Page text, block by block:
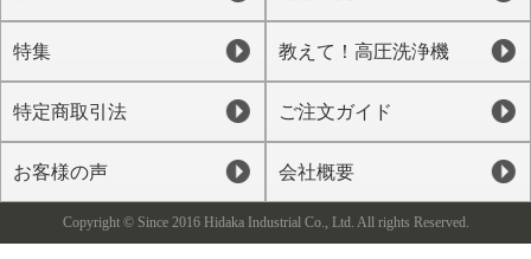
特集 教えて！高圧洗浄機
特定商取引法 ご注文ガイド
お客様の声 会社概要
Copyright © Since 2016 Hidaka Industrial Co., Ltd. All rights Reserved.